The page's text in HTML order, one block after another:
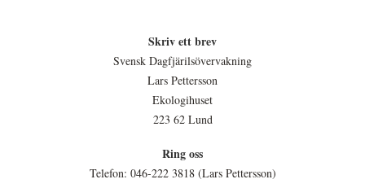
Skriv ett brev
Svensk Dagfjärilsövervakning
Lars Pettersson
Ekologihuset
223 62 Lund
Ring oss
Telefon: 046-222 3818 (Lars Pettersson)